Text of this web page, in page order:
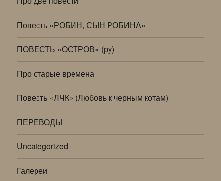
Повесть «РОБИН, СЫН РОБИНА»
ПОВЕСТЬ «ОСТРОВ» (ру)
Про старые времена
Повесть «ЛЧК» (Любовь к черным котам)
ПЕРЕВОДЫ
Uncategorized
Галереи